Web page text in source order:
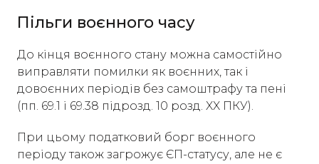
Пільги воєнного часу
До кінця воєнного стану можна самостійно
виправляти помилки як воєнних, так і
довоєнних періодів без самоштрафу та пені
(пп. 69.1 і 69.38 підрозд. 10 розд. XX ПКУ).
При цьому податковий борг воєнного
періоду також загрожує ЄП-статусу, але не є